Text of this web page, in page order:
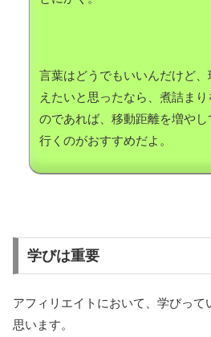
言葉はどうでもいいんだけど、
えたいと思ったなら、煮詰まり
のであれば、移動距離を増やし
行くのがおすすめだよ。
学びは重要
アフィリエイトにおいて、学びって
思います。